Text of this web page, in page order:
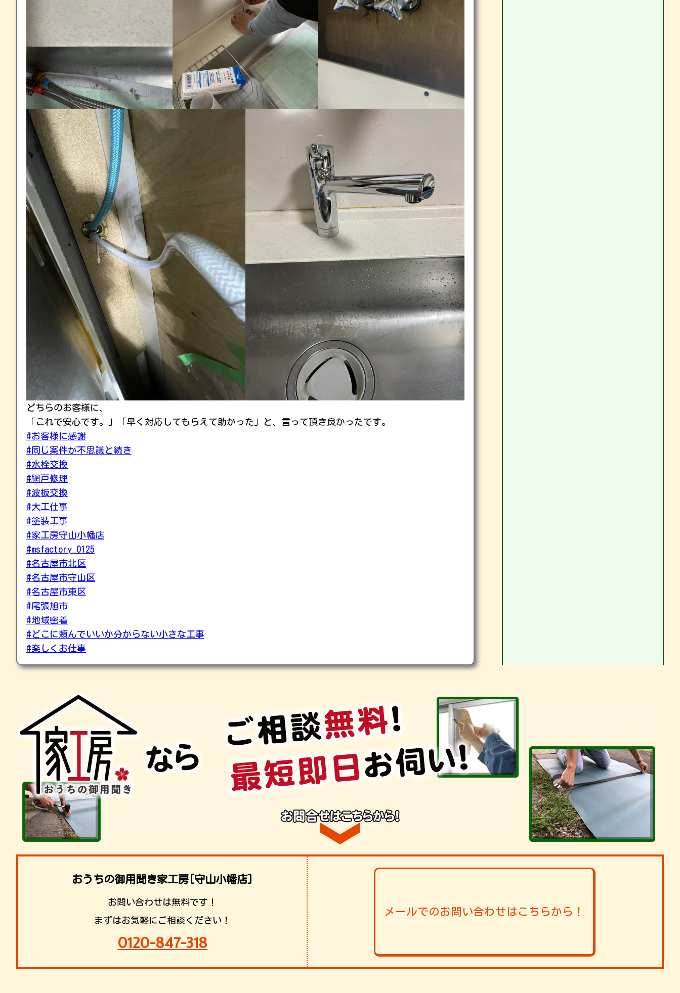
どちらのお客様に、
「これで安心です。」「早く対応してもらえて助かった」と、言って頂き良かったです。
#お客様に感謝
#同じ案件が不思議と続き
#水栓交換
#網戸修理
#波板交換
#大工仕事
#塗装工事
#家工房守山小幡店
#msfactory_0125
#名古屋市北区
#名古屋市守山区
#名古屋市東区
#尾張旭市
#地域密着
#どこに頼んでいいか分からない小さな工事
#楽しくお仕事
おうちの御用聞き家工房[守山小幡店]
お問い合わせは無料です！
まずはお気軽にご相談ください！
0120-847-318
メールでのお問い合わせはこちらから！